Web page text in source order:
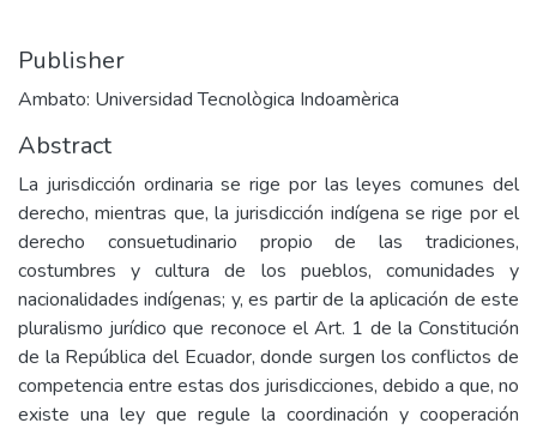
Publisher
Ambato: Universidad Tecnològica Indoamèrica
Abstract
La jurisdicción ordinaria se rige por las leyes comunes del
derecho, mientras que, la jurisdicción indígena se rige por el
derecho consuetudinario propio de las tradiciones,
costumbres y cultura de los pueblos, comunidades y
nacionalidades indígenas; y, es partir de la aplicación de este
pluralismo jurídico que reconoce el Art. 1 de la Constitución
de la República del Ecuador, donde surgen los conflictos de
competencia entre estas dos jurisdicciones, debido a que, no
existe una ley que regule la coordinación y cooperación